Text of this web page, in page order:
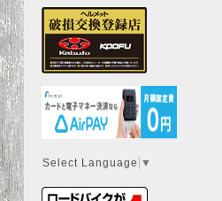
Select Language ▼